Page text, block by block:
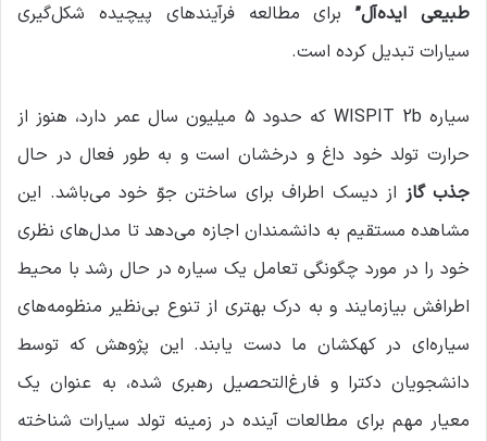
طبیعی ایده‌آل”برای مطالعه فرآیندهای پیچیده شکل‌گیری
سیارات تبدیل کرده است.
سیاره WISPIT 2b که حدود ۵ میلیون سال عمر دارد، هنوز از
حرارت تولد خود داغ و درخشان است و به طور فعال در حال
جذب گاز از دیسک اطراف برای ساختن جوّ خود می‌باشد. این
مشاهده مستقیم به دانشمندان اجازه می‌دهد تا مدل‌های نظری
خود را در مورد چگونگی تعامل یک سیاره در حال رشد با محیط
اطرافش بیازمایند و به درک بهتری از تنوع بی‌نظیر منظومه‌های
سیاره‌ای در کهکشان ما دست یابند. این پژوهش که توسط
دانشجویان دکترا و فارغ‌التحصیل رهبری شده، به عنوان یک
معیار مهم برای مطالعات آینده در زمینه تولد سیارات شناخته